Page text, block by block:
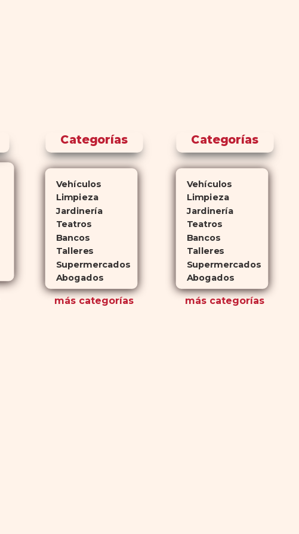
Categorías
Vehículos
Limpieza
Jardinería
Teatros
Bancos
Talleres
Supermercados
Abogados
más categorías
Categorías
Vehículos
Limpieza
Jardinería
Teatros
Bancos
Talleres
Supermercados
Abogados
más categorías